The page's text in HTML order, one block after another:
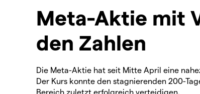
Meta-Aktie mit
den Zahlen
Die Meta-Aktie hat seit Mitte April eine
Der Kurs konnte den stagnierenden 200-
Bereich zuletzt erfolgreich verteidigen.